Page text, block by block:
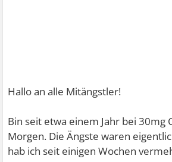
Hallo an alle Mitängstler!
Bin seit etwa einem Jahr bei 30mg
Morgen. Die Ängste waren
hab ich seit einigen Wochen